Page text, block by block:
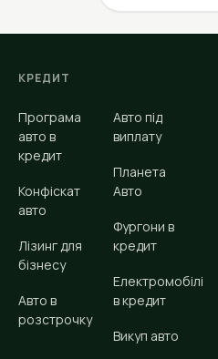
КРЕДИТ
Програма
авто в
кредит
Конфіскат
авто
Лізинг для
бізнесу
Авто в
розстрочку
Авто під
виплату
Планета
Авто
Фургони в
кредит
Електромобілі
в кредит
Викуп авто